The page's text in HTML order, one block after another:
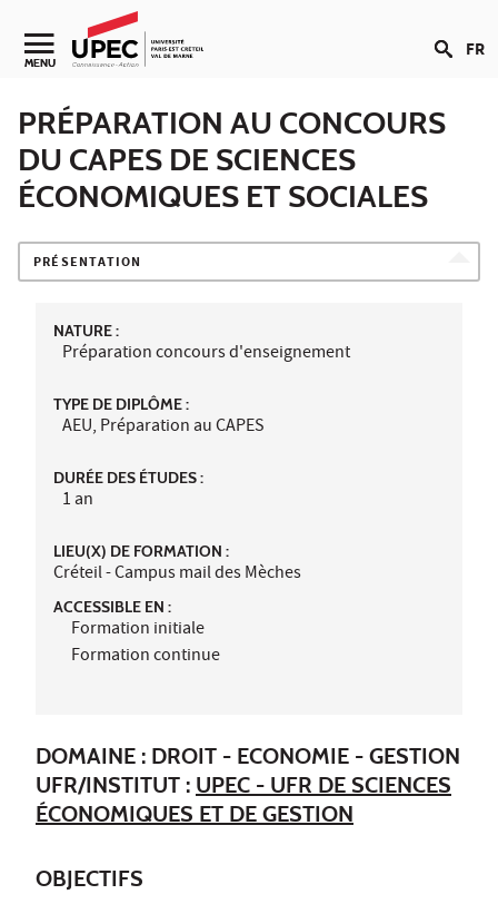
Aller au contenu
Navigation secondaire
MENU FR
PRÉPARATION AU CONCOURS
DU CAPES DE SCIENCES
ÉCONOMIQUES ET SOCIALES
PRÉSENTATION
NATURE :
Préparation concours d'enseignement
TYPE DE DIPLÔME :
AEU, Préparation au CAPES
DURÉE DES ÉTUDES :
1 an
LIEU(X) DE FORMATION :
Créteil - Campus mail des Mèches
ACCESSIBLE EN :
Formation initiale
Formation continue
DOMAINE : DROIT - ECONOMIE - GESTION
UFR/INSTITUT : UPEC - UFR DE SCIENCES
ÉCONOMIQUES ET DE GESTION
OBJECTIFS